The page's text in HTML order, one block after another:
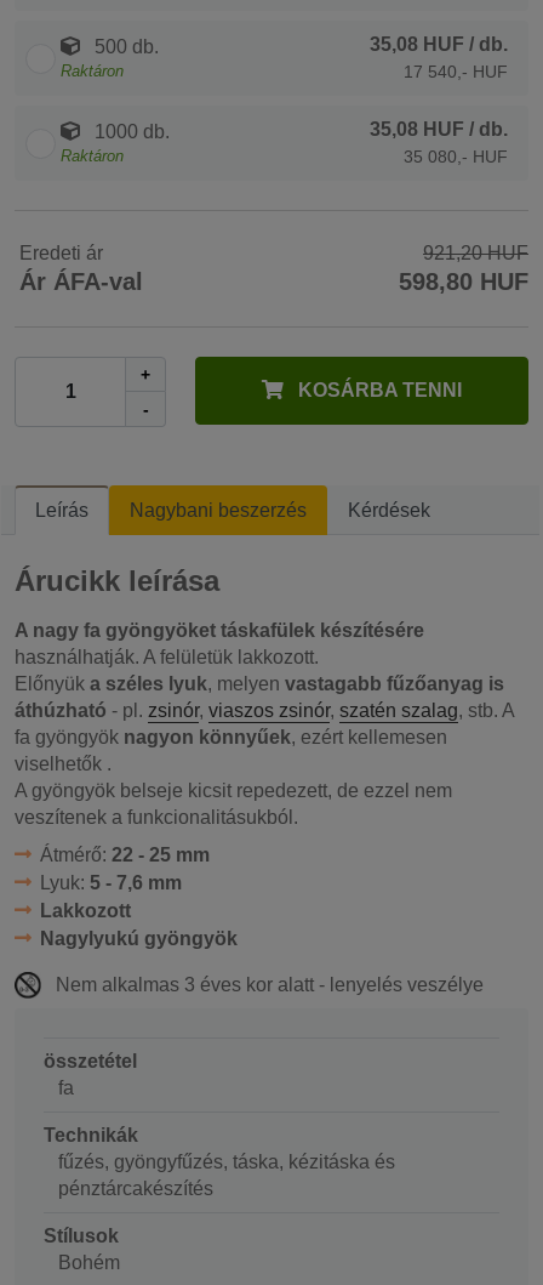
500 db.
Raktáron
35,08 HUF / db.
17 540,- HUF
1000 db.
Raktáron
35,08 HUF / db.
35 080,- HUF
Eredeti ár 921,20 HUF
Ár ÁFA-val 598,80 HUF
+
-
KOSÁRBA TENNI
Leírás Nagybani beszerzés Kérdések
Árucikk leírása
A nagy fa gyöngyöket táskafülek készítésére
használhatják. A felületük lakkozott.
Előnyük a széles lyuk, melyen vastagabb fűzőanyag is
áthúzható - pl. zsinór, viaszos zsinór, szatén szalag, stb. A
fa gyöngyök nagyon könnyűek, ezért kellemesen
viselhetők .
A gyöngyök belseje kicsit repedezett, de ezzel nem
veszítenek a funkcionalitásukból.
Átmérő: 22 - 25 mm
Lyuk: 5 - 7,6 mm
Lakkozott
Nagylyukú gyöngyök
Nem alkalmas 3 éves kor alatt - lenyelés veszélye
összetétel
fa
Technikák
fűzés, gyöngyfűzés, táska, kézitáska és
pénztárcakészítés
Stílusok
Bohém